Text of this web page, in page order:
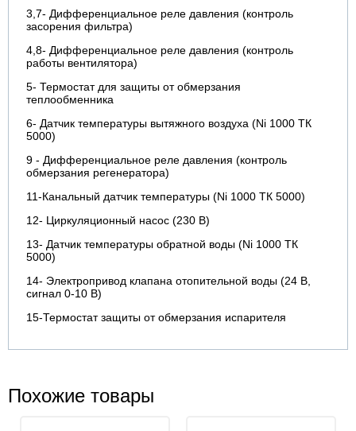
3,7- Дифференциальное реле давления (контроль
засорения фильтра)
4,8- Дифференциальное реле давления (контроль
работы вентилятора)
5- Термостат для защиты от обмерзания
теплообменника
6- Датчик температуры вытяжного воздуха (Ni 1000 ТК
5000)
9 - Дифференциальное реле давления (контроль
обмерзания регенератора)
11-Канальный датчик температуры (Ni 1000 ТК 5000)
12- Циркуляционный насос (230 В)
13- Датчик температуры обратной воды (Ni 1000 ТК
5000)
14- Электропривод клапана отопительной воды (24 В,
сигнал 0-10 В)
15-Термостат защиты от обмерзания испарителя
Похожие товары